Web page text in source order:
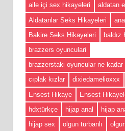
aile içi sex hikayeleri
aldatan
Aldatanlar Seks Hikayeleri
Bakire Seks Hikayeleri
baldız
brazzers oyunculari
brazzerstaki oyuncular ne kadar
cıplak kızlar
dixiedamelioxxx
Ensest Hikaye
Ensest
hdxtürkçe
hijap anal hijap
hijap sex
olgun türbanlı